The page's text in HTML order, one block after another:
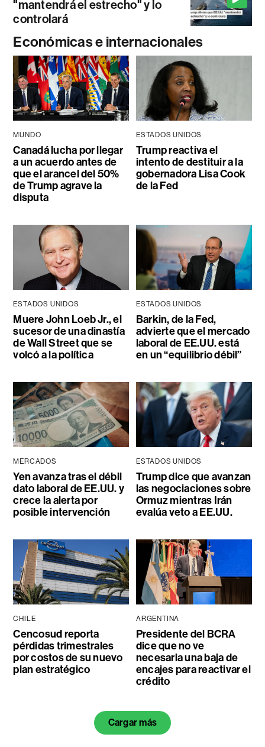
"mantendrá el estrecho" y lo
controlará
Económicas e internacionales
MUNDO
Canadá lucha por llegar
a un acuerdo antes de
que el arancel del 50%
de Trump agrave la
disputa
ESTADOS UNIDOS
Trump reactiva el
intento de destituir a la
gobernadora Lisa Cook
de la Fed
ESTADOS UNIDOS
Muere John Loeb Jr., el
sucesor de una dinastía
de Wall Street que se
volcó a la política
ESTADOS UNIDOS
Barkin, de la Fed,
advierte que el mercado
laboral de EE.UU. está
en un “equilibrio débil”
MERCADOS
Yen avanza tras el débil
dato laboral de EE.UU. y
crece la alerta por
posible intervención
ESTADOS UNIDOS
Trump dice que avanzan
las negociaciones sobre
Ormuz mientras Irán
evalúa veto a EE.UU.
CHILE
Cencosud reporta
pérdidas trimestrales
por costos de su nuevo
plan estratégico
ARGENTINA
Presidente del BCRA
dice que no ve
necesaria una baja de
encajes para reactivar el
crédito
Cargar más